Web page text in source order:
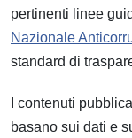
pertinenti linee
Nazionale
standard di
I contenuti
basano sui dati e